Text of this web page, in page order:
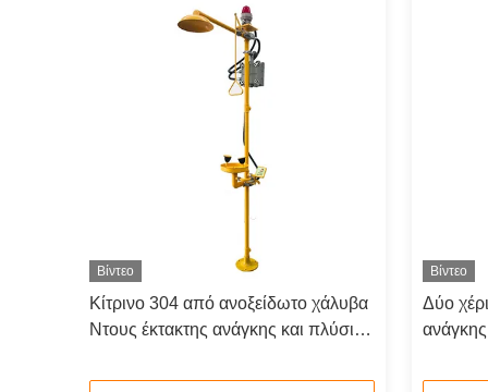
Βίντεο
Κίτρινο 304 από ανοξείδωτο χάλυβα
Ντους έκτακτης ανάγκης και πλύσιμο
φωτός
Βίντεο
Δύο